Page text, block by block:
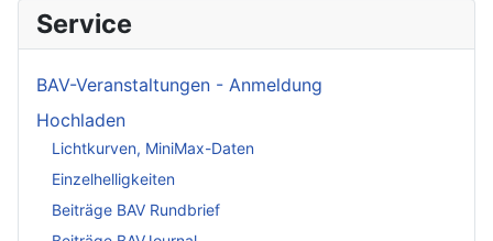
Service
BAV-Veranstaltungen - Anmeldung
Hochladen
Lichtkurven, MiniMax-Daten
Einzelhelligkeiten
Beiträge BAV Rundbrief